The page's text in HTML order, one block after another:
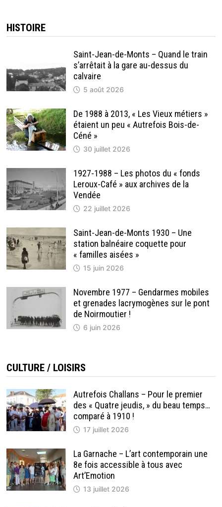
HISTOIRE
Saint-Jean-de-Monts – Quand le train
s’arrêtait à la gare au-dessus du
calvaire
5 août 2026
De 1988 à 2013, « Les Vieux métiers »
étaient un peu « Autrefois Bois-de-
Céné »
30 juillet 2026
1927-1988 – Les photos du « fonds
Leroux-Café » aux archives de la
Vendée
22 juillet 2026
Saint-Jean-de-Monts 1930 – Une
station balnéaire coquette pour
« familles aisées »
15 juin 2026
Novembre 1977 – Gendarmes mobiles
et grenades lacrymogènes sur le pont
de Noirmoutier !
6 juin 2026
CULTURE / LOISIRS
Autrefois Challans – Pour le premier
des « Quatre jeudis, » du beau temps…
comparé à 1910 !
17 juillet 2026
La Garnache – L’art contemporain une
8e fois accessible à tous avec
Art’Emotion
13 juillet 2026